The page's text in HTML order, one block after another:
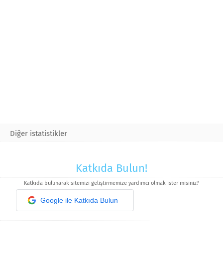
Diğer istatistikler
Katkıda Bulun!
Katkıda bulunarak sitemizi geliştirmemize yardımcı olmak ister misiniz?
Google ile Katkıda Bulun